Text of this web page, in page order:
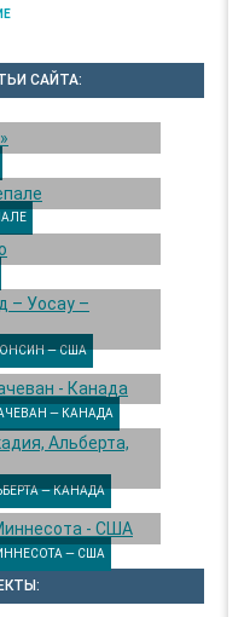
САЙТА:
— США
— КАНАДА
— КАНАДА
— США